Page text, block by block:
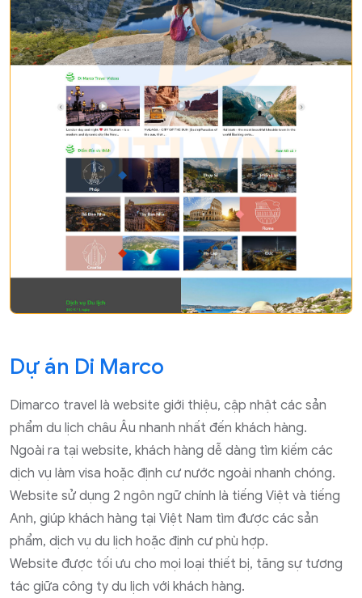
Dự án Di Marco
Dimarco travel là website giới thiệu, cập nhật các sản
phẩm du lịch châu Âu nhanh nhất đến khách hàng.
Ngoài ra tại website, khách hàng dễ dàng tìm kiếm các
dịch vụ làm visa hoặc định cư nước ngoài nhanh chóng.
Website sử dụng 2 ngôn ngữ chính là tiếng Việt và tiếng
Anh, giúp khách hàng tại Việt Nam tìm được các sản
phẩm, dịch vụ du lịch hoặc định cư phù hợp.
Website được tối ưu cho mọi loại thiết bị, tăng sự tương
tác giữa công ty du lịch với khách hàng.